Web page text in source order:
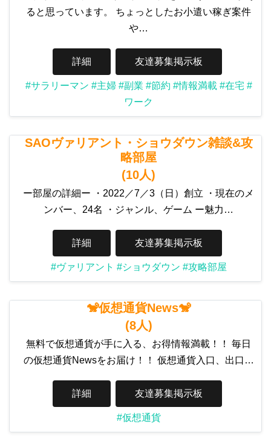
ると思っています。 ちょっとしたお小遣い稼ぎ案件
や…
詳細 友達募集掲示板
#サラリーマン #主婦 #副業 #節約 #情報満載 #在宅 #
ワーク
SAOヴァリアント・ショウダウン雑談&攻
略部屋
(10人)
ー部屋の詳細ー ・2022／7／3（日）創立 ・現在のメ
ンバー、24名 ・ジャンル、ゲーム ー魅力…
詳細 友達募集掲示板
#ヴァリアント #ショウダウン #攻略部屋
🐒仮想通貨News🐒
(8人)
無料で仮想通貨が手に入る、お得情報満載！！ 毎日
の仮想通貨Newsをお届け！！ 仮想通貨入口、出口…
詳細 友達募集掲示板
#仮想通貨